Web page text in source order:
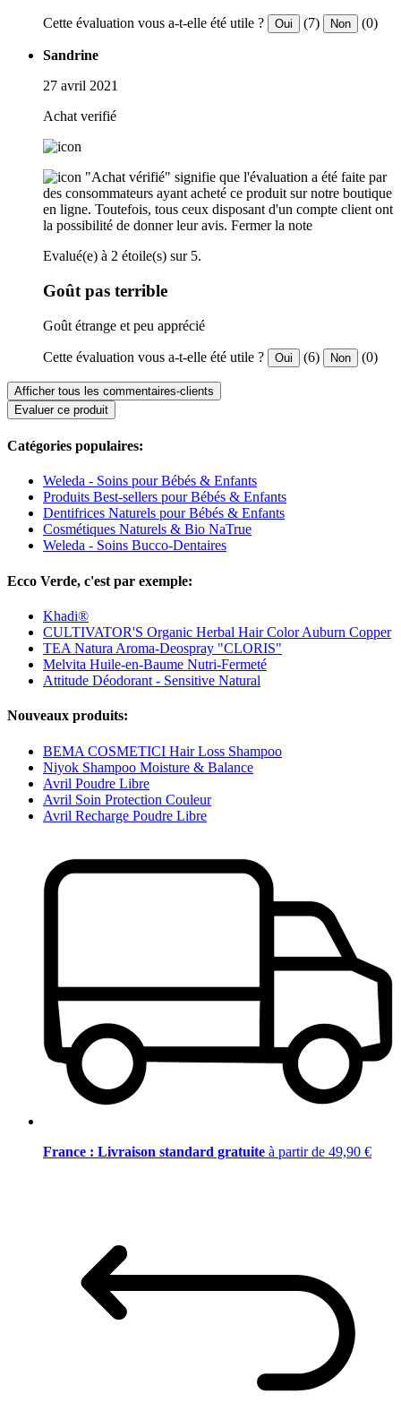
Cette évaluation vous a-t-elle été utile ? Oui (7) Non (0)
Sandrine
27 avril 2021
Achat verifié
"Achat vérifié" signifie que l'évaluation a été faite par
des consommateurs ayant acheté ce produit sur notre boutique
en ligne. Toutefois, tous ceux disposant d'un compte client ont
la possibilité de donner leur avis. Fermer la note
Evalué(e) à 2 étoile(s) sur 5.
Goût pas terrible
Goût étrange et peu apprécié
Cette évaluation vous a-t-elle été utile ? Oui (6) Non (0)
Afficher tous les commentaires-clients
Evaluer ce produit
Catégories populaires:
Weleda - Soins pour Bébés & Enfants
Produits Best-sellers pour Bébés & Enfants
Dentifrices Naturels pour Bébés & Enfants
Cosmétiques Naturels & Bio NaTrue
Weleda - Soins Bucco-Dentaires
Ecco Verde, c'est par exemple:
Khadi®
CULTIVATOR'S Organic Herbal Hair Color Auburn Copper
TEA Natura Aroma-Deospray "CLORIS"
Melvita Huile-en-Baume Nutri-Fermeté
Attitude Déodorant - Sensitive Natural
Nouveaux produits:
BEMA COSMETICI Hair Loss Shampoo
Niyok Shampoo Moisture & Balance
Avril Poudre Libre
Avril Soin Protection Couleur
Avril Recharge Poudre Libre
France : Livraison standard gratuite à partir de 49,90 €